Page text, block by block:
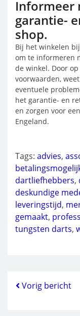
Informeer
garantie-
shop.
Bij het winkelen
om te informeren
de winkel. Door
voorwaarden,
eventuele
het garantie- en
en zorgen voor
Engeland.
Tags: advies,
dartliefhebbers,
deskundige
leveringstijd,
gemaakt,
tungsten darts,
Vorig bericht